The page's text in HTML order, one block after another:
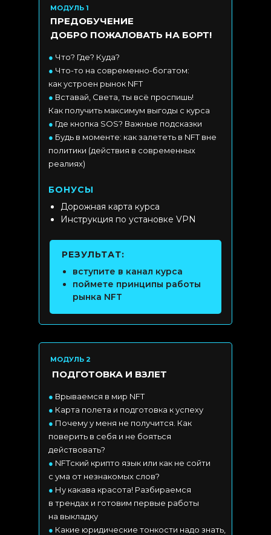
МОДУЛЬ 1
ПРЕДОБУЧЕНИЕ
ДОБРО ПОЖАЛОВАТЬ НА БОРТ!
БОНУСЫ
● Что? Где? Куда?
● Что-то на современно-богатом:
как устроен рынок NFT
● Вставай, Света, ты всё проспишь!
Как получить максимум выгоды с курса
● Где кнопка SOS? Важные подсказки
● Будь в моменте: как залететь в NFT вне
политики (действия в современных
реалиях)
РЕЗУЛЬТАТ:
вступите в канал курса
поймете принципы работы
рынка NFT
Дорожная карта курса
Инструкция по установке VPN
МОДУЛЬ 2
ПОДГОТОВКА И ВЗЛЕТ
● Врываемся в мир NFT
● Карта полета и подготовка к успеху
● Почему у меня не получится. Как
поверить в себя и не бояться
действовать?
● NFTский крипто язык или как не сойти
с ума от незнакомых слов?
● Ну какава красота! Разбираемся
в трендах и готовим первые работы
на выкладку
● Какие юридические тонкости надо знать,